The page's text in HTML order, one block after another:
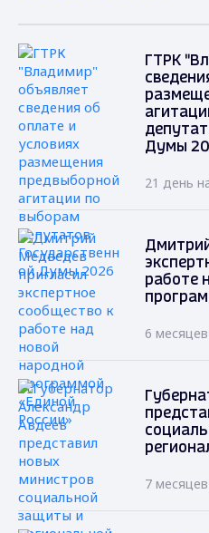
ГТРК
Думы
21 день
работе
6
7